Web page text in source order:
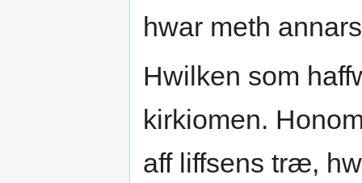
hwar meth
Hwilken som
kirkiomen.
aff liffsens træ,